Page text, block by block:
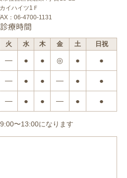
イハイツ1Ｆ
：06-4700-1131
診療時間
火 水 木 金 土 日祝
― ● ● ◎ ● ●
― ● ● ― ● ●
― ● ● ― ● ●
〜13:00になります